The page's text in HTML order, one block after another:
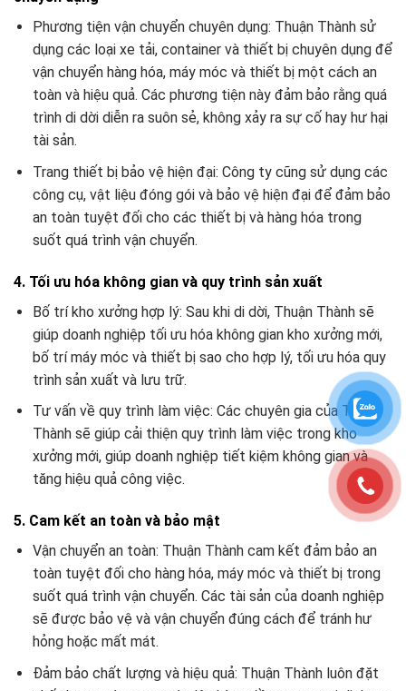
Phương tiện vận chuyển chuyên dụng: Thuận Thành sử
dụng các loại xe tải, container và thiết bị chuyên dụng để
vận chuyển hàng hóa, máy móc và thiết bị một cách an
toàn và hiệu quả. Các phương tiện này đảm bảo rằng quá
trình di dời diễn ra suôn sẻ, không xảy ra sự cố hay hư hại
tài sản.
Trang thiết bị bảo vệ hiện đại: Công ty cũng sử dụng các
công cụ, vật liệu đóng gói và bảo vệ hiện đại để đảm bảo
an toàn tuyệt đối cho các thiết bị và hàng hóa trong
suốt quá trình vận chuyển.
4. Tối ưu hóa không gian và quy trình sản xuất
Bố trí kho xưởng hợp lý: Sau khi di dời, Thuận Thành sẽ
giúp doanh nghiệp tối ưu hóa không gian kho xưởng mới,
bố trí máy móc và thiết bị sao cho hợp lý, tối ưu hóa quy
trình sản xuất và lưu trữ.
Tư vấn về quy trình làm việc: Các chuyên gia của Thuận
Thành sẽ giúp cải thiện quy trình làm việc trong kho
xưởng mới, giúp doanh nghiệp tiết kiệm không gian và
tăng hiệu quả công việc.
5. Cam kết an toàn và bảo mật
Vận chuyển an toàn: Thuận Thành cam kết đảm bảo an
toàn tuyệt đối cho hàng hóa, máy móc và thiết bị trong
suốt quá trình vận chuyển. Các tài sản của doanh nghiệp
sẽ được bảo vệ và vận chuyển đúng cách để tránh hư
hỏng hoặc mất mát.
Đảm bảo chất lượng và hiệu quả: Thuận Thành luôn đặt